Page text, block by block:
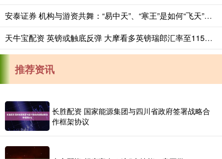
安泰证券 机构与游资共舞：“易中天”、“寒王”是如何“飞天”的？
天牛宝配资 英镑或触底反弹 大摩看多英镑瑞郎汇率至115目标位
推荐资讯
长胜配资 国家能源集团与四川省政府签署战略合
作框架协议